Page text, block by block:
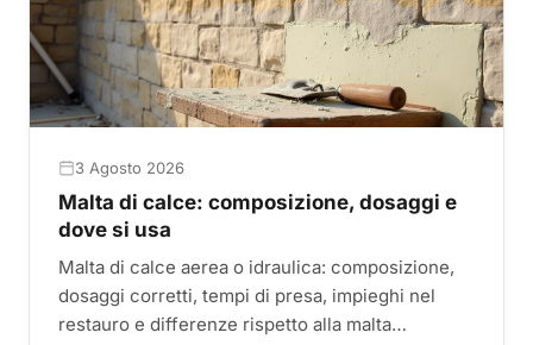
3 Agosto 2026
Malta di calce: composizione, dosaggi e
dove si usa
Malta di calce aerea o idraulica: composizione,
dosaggi corretti, tempi di presa, impieghi nel
restauro e differenze rispetto alla malta